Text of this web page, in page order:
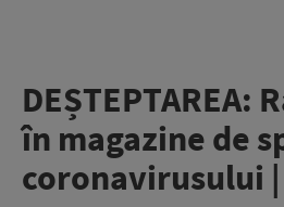
DEȘTEPTAREA:
în magazine de
coronavirusului |